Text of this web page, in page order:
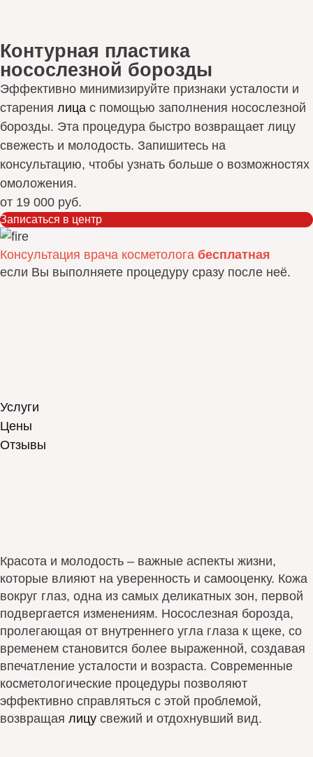
Контурная пластика
носослезной борозды
Эффективно минимизируйте признаки усталости и
старения лица с помощью заполнения носослезной
борозды. Эта процедура быстро возвращает лицу
свежесть и молодость. Запишитесь на
консультацию, чтобы узнать больше о возможностях
омоложения.
от 19 000 руб.
Записаться в центр
Консультация врача косметолога бесплатная
если Вы выполняете процедуру сразу после неё.
Услуги
Цены
Отзывы
Красота и молодость – важные аспекты жизни,
которые влияют на уверенность и самооценку. Кожа
вокруг глаз, одна из самых деликатных зон, первой
подвергается изменениям. Носослезная борозда,
пролегающая от внутреннего угла глаза к щеке, со
временем становится более выраженной, создавая
впечатление усталости и возраста. Современные
косметологические процедуры позволяют
эффективно справляться с этой проблемой,
возвращая лицу свежий и отдохнувший вид.